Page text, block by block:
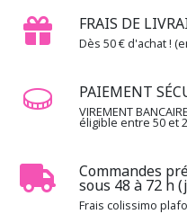
FRAIS DE
Dès 50 € d'achat !
PAIEMENT
VIREMENT
éligible entre 50 et
Commandes
sous 48 à 72 h
Frais colissimo